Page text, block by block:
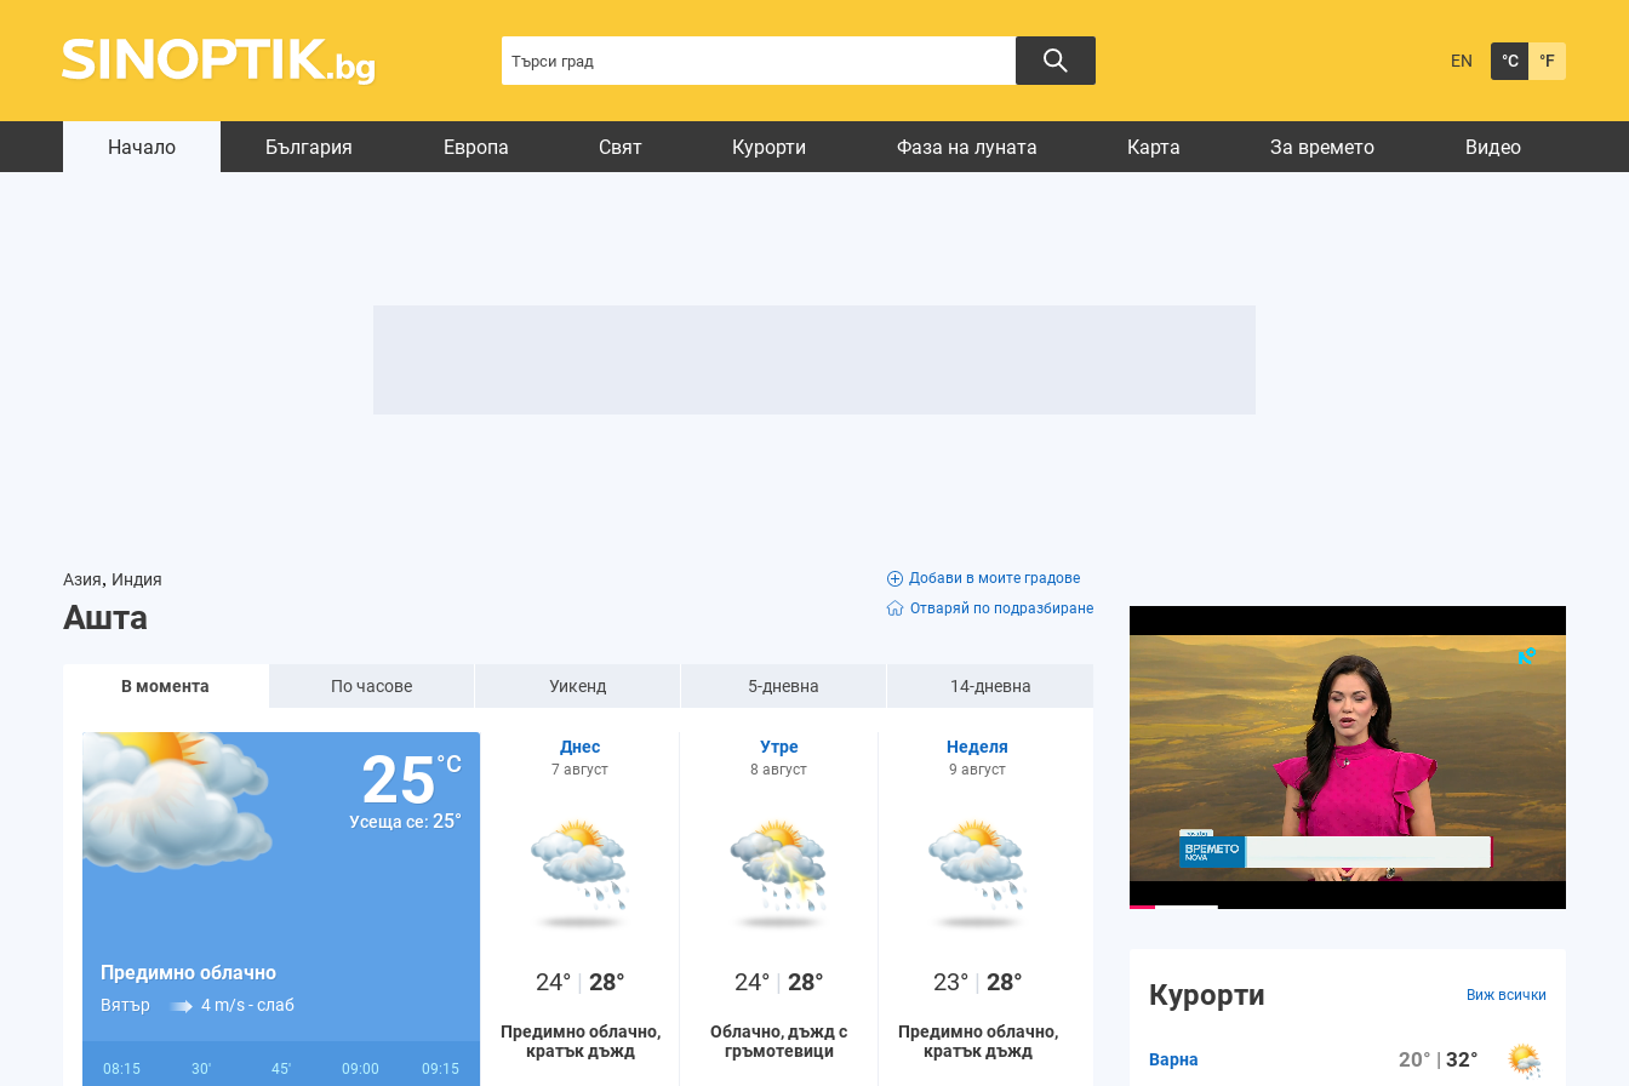
EN °C °F
Начало България Европа Свят Курорти Фаза на луната Карта За времето Видео
Азия, Индия
Ашта
Добави в моите градове
Отваряй по подразбиране
В момента По часове Уикенд 5-дневна 14-дневна
25°C
Усеща се: 25°
Предимно облачно
Вятър 4 m/s -слаб
08:15 30' 45' 09:00 09:15
Днес
7 август
24° | 28°
Предимно облачно,
кратък дъжд
Утре
8 август
24° | 28°
Облачно, дъжд с
гръмотевици
Неделя
9 август
23° | 28°
Предимно облачно,
кратък дъжд
Курорти Виж всички
Варна 20° |32°